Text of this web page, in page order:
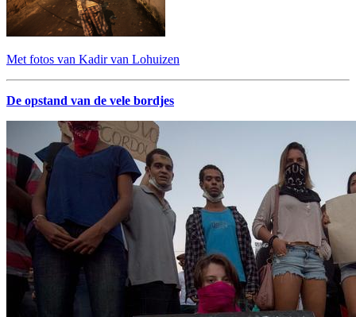
Met fotos van Kadir van Lohuizen
De opstand van de vele bordjes